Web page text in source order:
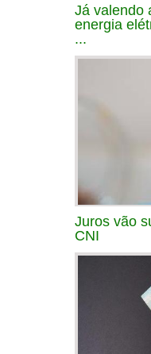
Já valendo
energia
...
Juros vão
CNI